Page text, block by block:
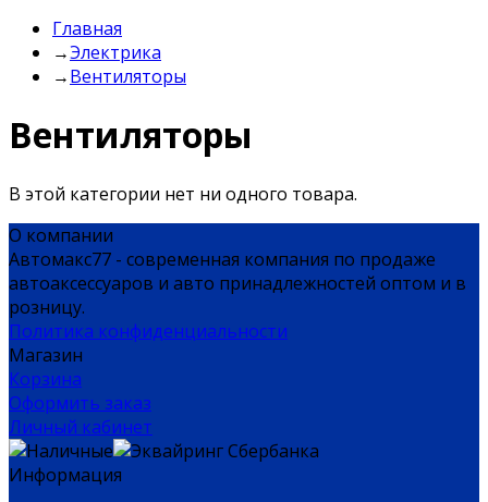
Главная
→Электрика
→Вентиляторы
Вентиляторы
В этой категории нет ни одного товара.
О компании
Автомакс77 - современная компания по продаже
автоаксессуаров и авто принадлежностей оптом и в
розницу.
Политика конфиденциальности
Магазин
Корзина
Оформить заказ
Личный кабинет
Информация